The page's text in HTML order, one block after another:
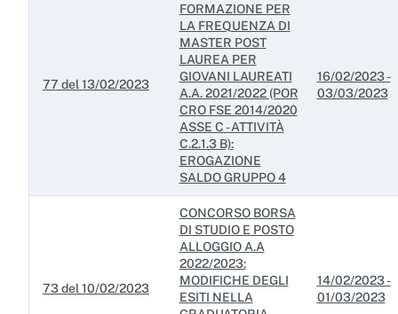
Pagamenti dell'amministrazione
Opere pubbliche
Pianificazione e governo del territorio
Informazioni ambientali
Interventi straordinari e di emergenza
Attuazione misure PNRR
77 del 13/02/2023
FORMAZIONE PER
LA FREQUENZA DI
MASTER POST
LAUREA PER
GIOVANI LAUREATI
A.A. 2021/2022 (POR
CRO FSE 2014/2020
ASSE C - ATTIVITÀ
C.2.1.3 B):
EROGAZIONE
SALDO GRUPPO 4
16/02/2023 -
03/03/2023
73 del 10/02/2023
CONCORSO BORSA
DI STUDIO E POSTO
ALLOGGIO A.A
2022/2023:
MODIFICHE DEGLI
ESITI NELLA
14/02/2023 -
01/03/2023